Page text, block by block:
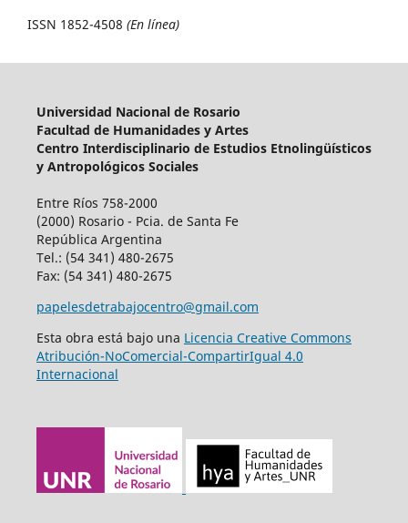
ISSN 1852-4508 (En línea)
Universidad Nacional de Rosario
Facultad de Humanidades y Artes
Centro Interdisciplinario de Estudios Etnolingüísticos
y Antropológicos Sociales
Entre Ríos 758-2000
(2000) Rosario - Pcia. de Santa Fe
República Argentina
Tel.: (54 341) 480-2675
Fax: (54 341) 480-2675
papelesdetrabajocentro@gmail.com
Esta obra está bajo una Licencia Creative Commons
Atribución-NoComercial-CompartirIgual 4.0
Internacional